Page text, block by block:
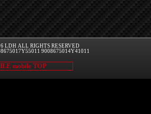
LDH ALL RIGHTS RESERVED
9008675014Y41011
mobile TOP